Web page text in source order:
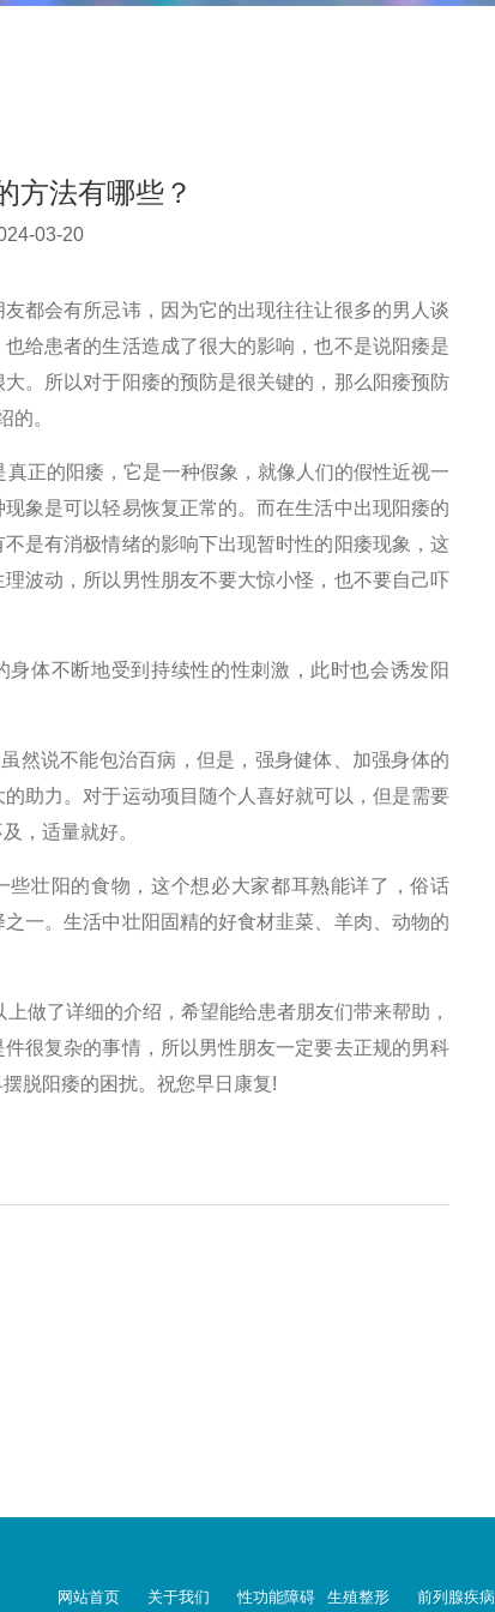
方法有哪些？
03-20
都会有所忌讳，因为它的出现往往让很多的男人谈
给患者的生活造成了很大的影响，也不是说阳痿是
。所以对于阳痿的预防是很关键的，那么阳痿预防
的。
正的阳痿，它是一种假象，就像人们的假性近视一
象是可以轻易恢复正常的。而在生活中出现阳痿的
是有消极情绪的影响下出现暂时性的阳痿现象，这
波动，所以男性朋友不要大惊小怪，也不要自己吓
体不断地受到持续性的性刺激，此时也会诱发阳
然说不能包治百病，但是，强身健体、加强身体的
助力。对于运动项目随个人喜好就可以，但是需要
，适量就好。
壮阳的食物，这个想必大家都耳熟能详了，俗话
一。生活中壮阳固精的好食材韭菜、羊肉、动物的
做了详细的介绍，希望能给患者朋友们带来帮助，
很复杂的事情，所以男性朋友一定要去正规的男科
脱阳痿的困扰。祝您早日康复!
网站首页 关于我们 性功能障碍 生殖整形 前列腺疾病